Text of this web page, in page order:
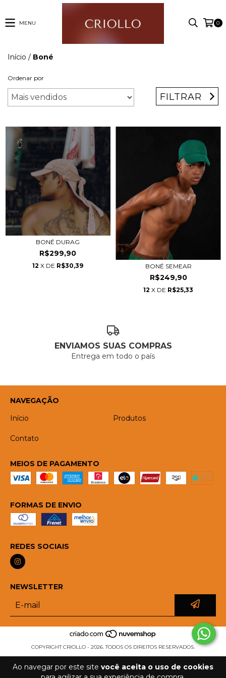
Ao navegar por este site você aceita o uso de cookies
MENU 0
Início / Boné
Ordenar por
FILTRAR
BONÉ DURAG
R$299,90
12 X DE R$30,39 BONÉ SEMEAR
R$249,90
12 X DE R$25,33
ENVIAMOS SUAS COMPRAS
Entrega em todo o país
NAVEGAÇÃO
Início
Produtos
Contato
MEIOS DE PAGAMENTO
FORMAS DE ENVIO
REDES SOCIAIS
NEWSLETTER
COPYRIGHT CRIOLLO - 2026. TODOS OS DIREITOS RESERVADOS.